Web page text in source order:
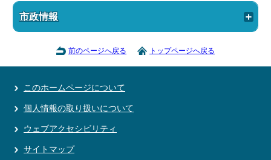
市政情報
前のページへ戻る トップページへ戻る
このホームページについて
個人情報の取り扱いについて
ウェブアクセシビリティ
サイトマップ